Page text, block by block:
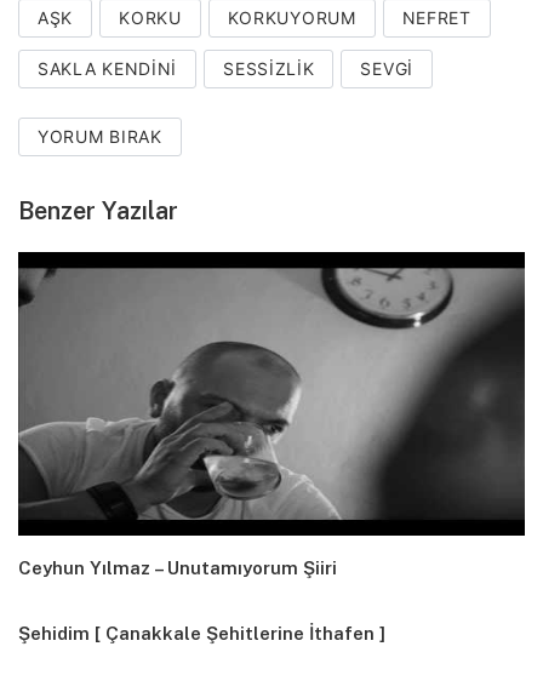
AŞK KORKU KORKUYORUM NEFRET
SAKLA KENDINI SESSIZLIK SEVGI
YORUM BIRAK
Benzer Yazılar
Ceyhun Yılmaz – Unutamıyorum Şiiri
Şehidim [ Çanakkale Şehitlerine İthafen ]